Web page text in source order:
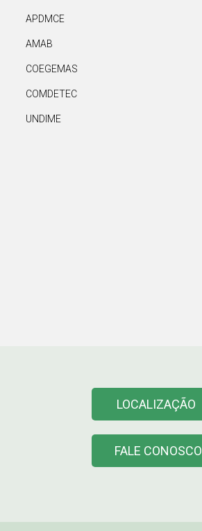
APDMCE
AMAB
COEGEMAS
COMDETEC
UNDIME
LOCALIZAÇÃO
FALE CONOSCO